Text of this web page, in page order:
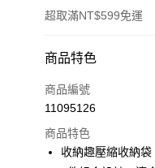
超取滿NT$599免運
付款方式
信用卡一次付款
LINE Pay
商品特色
商品編號
11095126
商品特色
收納趣壓縮收納袋